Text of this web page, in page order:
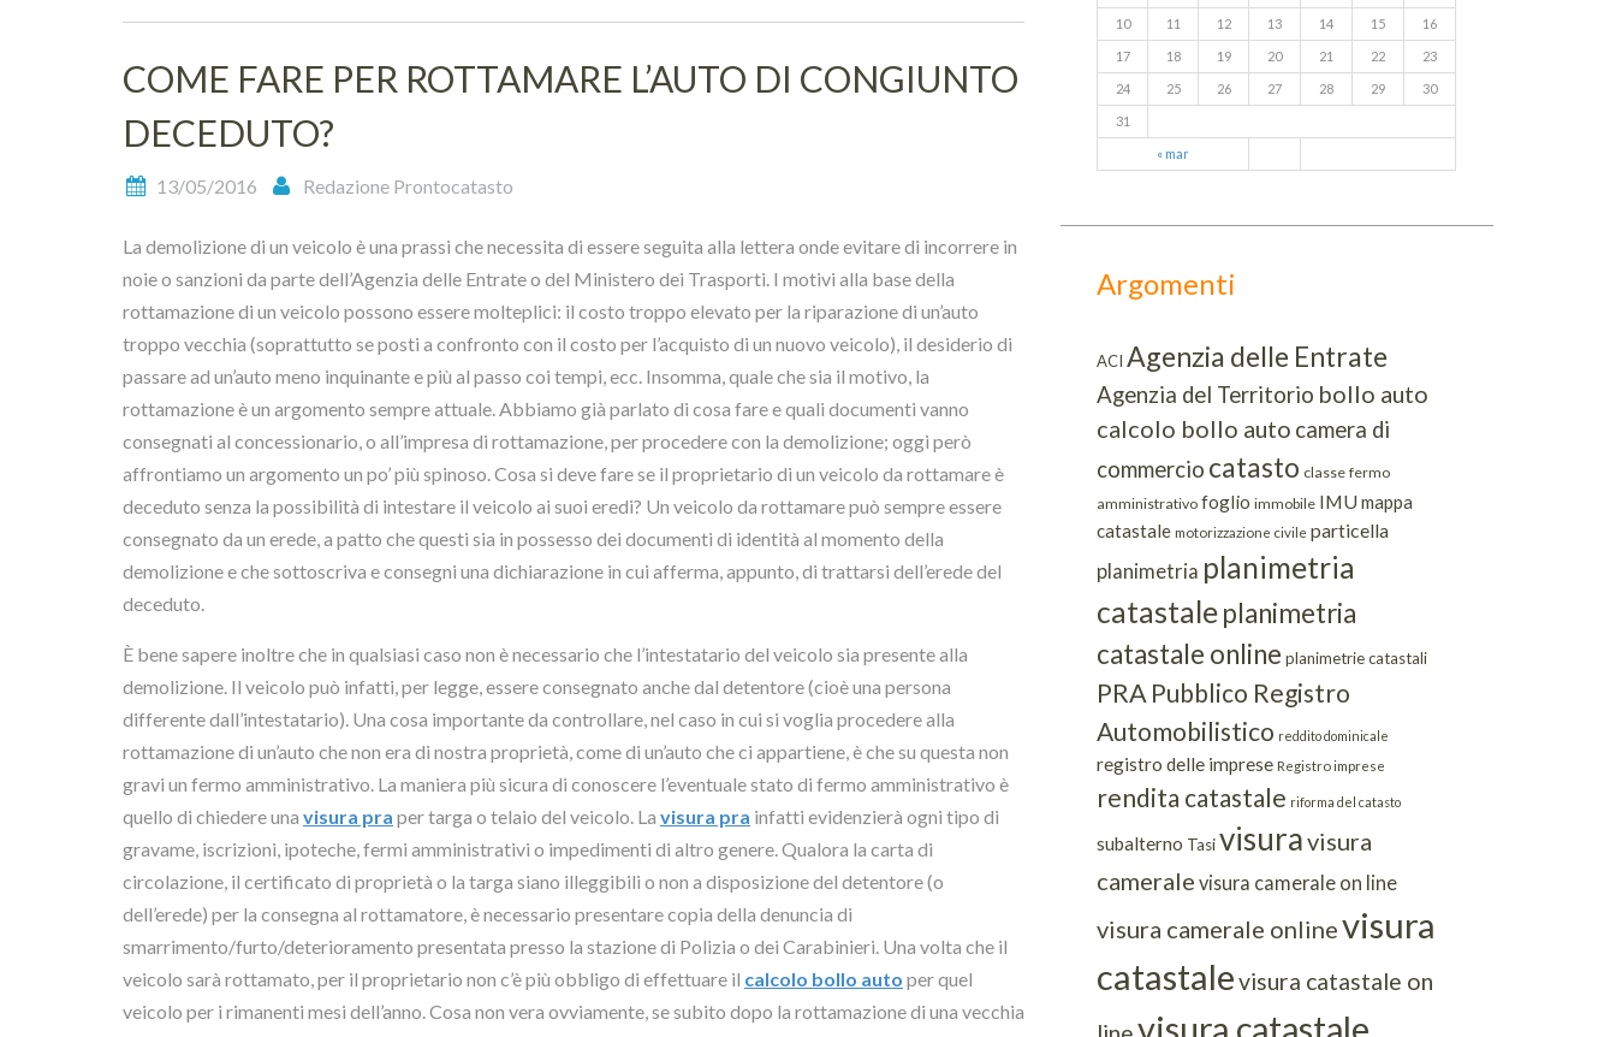
COME FARE PER ROTTAMARE L’AUTO DI CONGIUNTO
DECEDUTO?
13/05/2016 Redazione Prontocatasto
La demolizione di un veicolo è una prassi che necessita di essere seguita alla lettera onde evitare di incorrere in
noie o sanzioni da parte dell’Agenzia delle Entrate o del Ministero dei Trasporti. I motivi alla base della
rottamazione di un veicolo possono essere molteplici: il costo troppo elevato per la riparazione di un’auto
troppo vecchia (soprattutto se posti a confronto con il costo per l’acquisto di un nuovo veicolo), il desiderio di
passare ad un’auto meno inquinante e più al passo coi tempi, ecc. Insomma, quale che sia il motivo, la
rottamazione è un argomento sempre attuale. Abbiamo già parlato di cosa fare e quali documenti vanno
consegnati al concessionario, o all’impresa di rottamazione, per procedere con la demolizione; oggi però
affrontiamo un argomento un po’ più spinoso. Cosa si deve fare se il proprietario di un veicolo da rottamare è
deceduto senza la possibilità di intestare il veicolo ai suoi eredi? Un veicolo da rottamare può sempre essere
consegnato da un erede, a patto che questi sia in possesso dei documenti di identità al momento della
demolizione e che sottoscriva e consegni una dichiarazione in cui afferma, appunto, di trattarsi dell’erede del
deceduto.
È bene sapere inoltre che in qualsiasi caso non è necessario che l’intestatario del veicolo sia presente alla
demolizione. Il veicolo può infatti, per legge, essere consegnato anche dal detentore (cioè una persona
differente dall’intestatario). Una cosa importante da controllare, nel caso in cui si voglia procedere alla
rottamazione di un’auto che non era di nostra proprietà, come di un’auto che ci appartiene, è che su questa non
gravi un fermo amministrativo. La maniera più sicura di conoscere l’eventuale stato di fermo amministrativo è
quello di chiedere una visura pra per targa o telaio del veicolo. La visura pra infatti evidenzierà ogni tipo di
gravame, iscrizioni, ipoteche, fermi amministrativi o impedimenti di altro genere. Qualora la carta di
circolazione, il certificato di proprietà o la targa siano illeggibili o non a disposizione del detentore (o
dell’erede) per la consegna al rottamatore, è necessario presentare copia della denuncia di
smarrimento/furto/deterioramento presentata presso la stazione di Polizia o dei Carabinieri. Una volta che il
veicolo sarà rottamato, per il proprietario non c’è più obbligo di effettuare il calcolo bollo auto per quel
veicolo per i rimanenti mesi dell’anno. Cosa non vera ovviamente, se subito dopo la rottamazione di una vecchia
« mar
10 11 12 13 14 15 16
17 18 19 20 21 22 23
24 25 26 27 28 29 30
31
Argomenti
ACI Agenzia delle Entrate
Agenzia del Territorio bollo auto
calcolo bollo auto camera di
commercio catasto classe fermo
amministrativo foglio immobile IMUmappa
catastale motorizzazione civile particella
planimetria planimetria
catastaleplanimetria
catastale online planimetrie catastali
PRA Pubblico Registro
Automobilistico reddito dominicale
registro delle imprese Registro imprese
rendita catastale riforma del catasto
subalterno Tasivisuravisura
camerale visura camerale on line
visura camerale onlinevisura
catastalevisura catastale on
visura catastale